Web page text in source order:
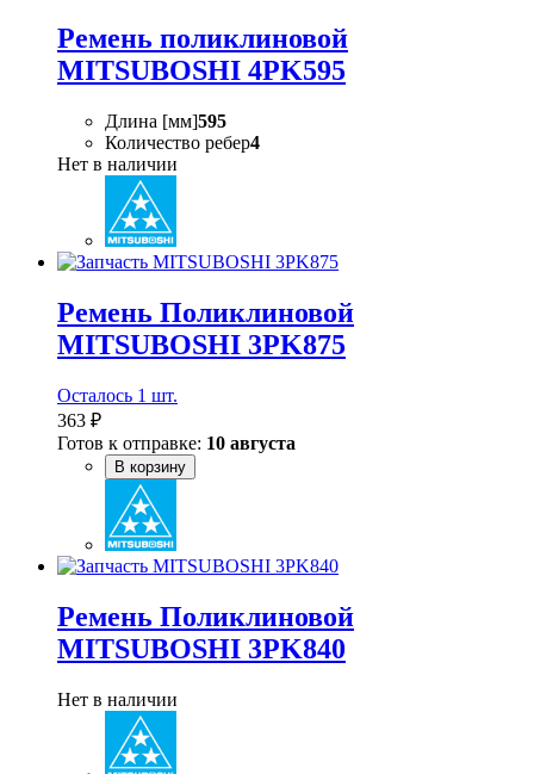
Ремень поликлиновой
MITSUBOSHI 4PK595
Длина [мм]595
Количество ребер4
Нет в наличии
Ремень Поликлиновой
MITSUBOSHI 3PK875
Осталось 1 шт.
363 ₽
Готов к отправке: 10 августа
В корзину
Ремень Поликлиновой
MITSUBOSHI 3PK840
Нет в наличии